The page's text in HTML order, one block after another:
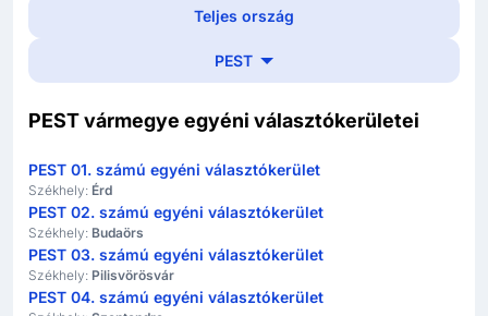
Teljes ország
PEST
PEST vármegye egyéni választókerületei
PEST 01. számú egyéni választókerület
Székhely: Érd
PEST 02. számú egyéni választókerület
Székhely: Budaörs
PEST 03. számú egyéni választókerület
Székhely: Pilisvörösvár
PEST 04. számú egyéni választókerület